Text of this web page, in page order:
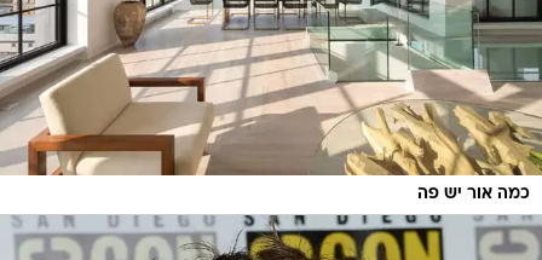
כמה אור יש פה